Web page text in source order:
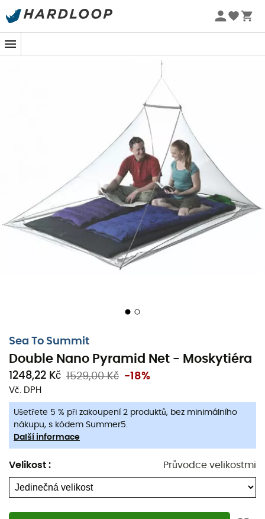
Letní akce 🔥 -5 % EXTRA při nákupu 2 produktů* s kódem
Sea To Summit
Double Nano Pyramid Net - Moskytiéra
1248,22 Kč 1529,00 Kč -18%
Vč. DPH
Ušetřete 5 % při zakoupení 2 produktů, bez minimálního
nákupu, s kódem Summer5.
Další informace
Velikost : Průvodce velikostmi
Nevyvěšujte bílou vlajku tak brzy!
Už se nebudete cítit zranitelní vůči komárům s
moskytiérou pro 2 osoby Double Nano Pyramid Net.
hmyzem, můžete se už teď z těchto střetů vzpamatovat.
Asymetrický tvar
moskytiéry vám v tom nezabrání.
Nabízí více prostoru nahoře, aby vám poskytla osobní
prostor a pohodlí, které potřebujete.
Double Nano Pyramid Net od
umožní spát jako miminko.
Délka: 240 cm
Šířka: 170 cm